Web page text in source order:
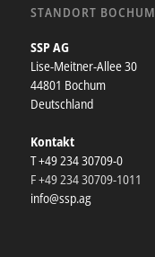
STANDORT BOCHUM
SSP AG
Lise-Meitner-Allee 30
44801 Bochum
Deutschland
Kontakt
T +49 234 30709-0
F +49 234 30709-1011
info@ssp.ag